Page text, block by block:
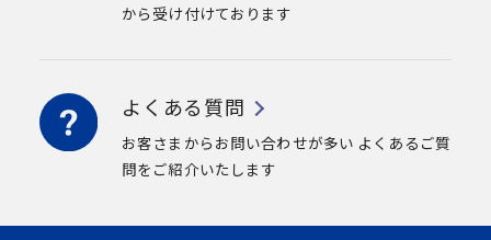
から受け付けております
よくある質問
お客さまからお問い合わせが多い よくあるご質
問をご紹介いたします